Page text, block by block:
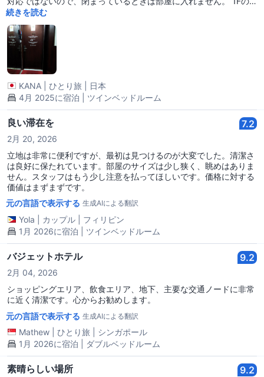
警備員さんに尋ねても分からないと言われてしまったので、どうし
続きを読む
KANA ひとり旅
日本
4月 2025に宿泊 | ツインベッドルーム
良い滞在を 7.2
2月 20, 2026
立地は非常に便利ですが、最初は見つけるのが大変でした。清潔さ
は良好に保たれています。部屋のサイズは少し狭く、眺めはありま
せん。スタッフはもう少し注意を払ってほしいです。価格に対する
価値はまずまずです。
元の言語で表示する 生成AIによる翻訳
Yola カップル
フィリピン
1月 2026に宿泊 | ツインベッドルーム
バジェットホテル 9.2
2月 04, 2026
ショッピングエリア、飲食エリア、地下、主要な交通ノードに非常
に近く清潔です。心からお勧めします。
元の言語で表示する 生成AIによる翻訳
Mathew ひとり旅
シンガポール
1月 2026に宿泊 | ダブルベッドルーム
素晴らしい場所 9.2